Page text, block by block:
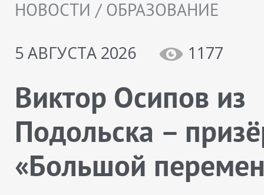
НОВОСТИ / ОБРАЗОВАНИЕ
5 АВГУСТА 2026
1177
Виктор Осипов из
Подольска –
«Большой